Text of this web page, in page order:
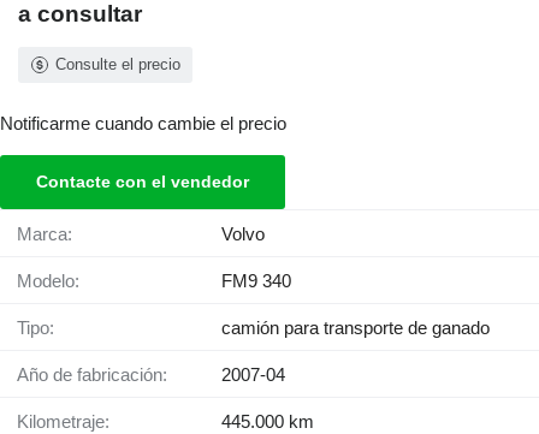
a consultar
Consulte el precio
Notificarme cuando cambie el precio
Contacte con el vendedor
Marca: Volvo
Modelo: FM9 340
Tipo: camión para transporte de ganado
Año de fabricación: 2007-04
Kilometraje: 445.000 km